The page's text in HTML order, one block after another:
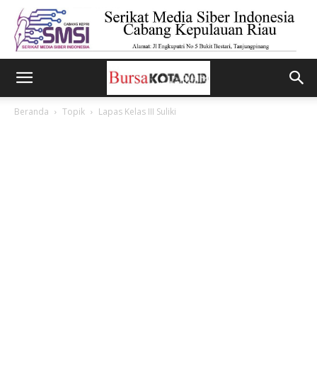
Beranda Topik Lapas Kelas III Suliki